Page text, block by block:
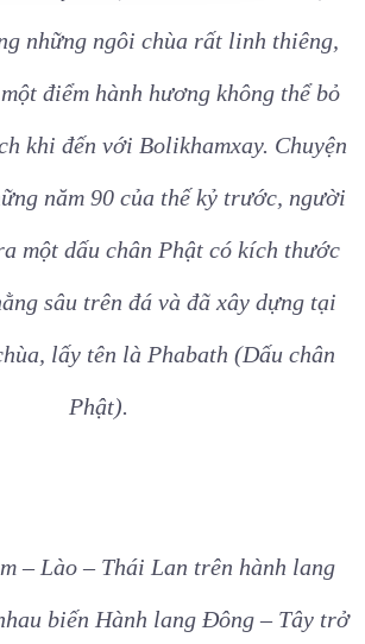
quan tại chùa Phabath. Được
khi đến với Bolikhamxay. Chuyện
năm 90 của thế kỷ trước, người